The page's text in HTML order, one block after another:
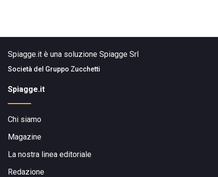
Spiagge.it è una soluzione Spiagge Srl
Società del Gruppo Zucchetti
Spiagge.it
Chi siamo
Magazine
La nostra linea editoriale
Redazione